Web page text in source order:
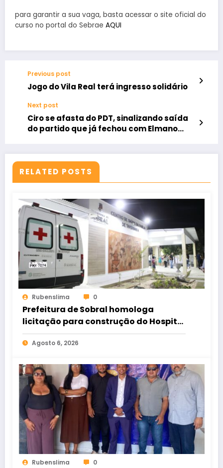
para garantir a sua vaga, basta acessar o site oficial do
curso no portal do Sebrae AQUI
Previous post
Jogo do Vila Real terá ingresso solidário
Next post
Ciro se afasta do PDT, sinalizando saída
do partido que já fechou com Elmano
RELATED POSTS
Rubenslima 0
Prefeitura de Sobral homologa
licitação para construção do Hospital
de Taperuaba
Agosto 6, 2026
Rubenslima 0